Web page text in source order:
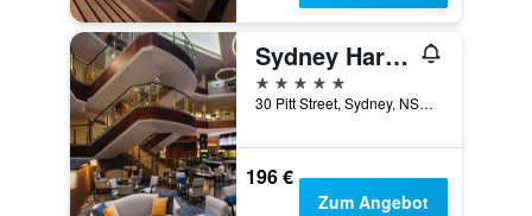
Sydney Harbour Marriott Hotel at Circular Quay
5 Sterne
30 Pitt Street, Sydney, NSW, Australien
196 €
Zum Angebot